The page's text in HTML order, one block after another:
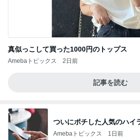
真似っこして買った1000円のトップス
Amebaトピックス 2日前
記事を読む
ついにポチした人気のハイ
Amebaトピックス 1日前